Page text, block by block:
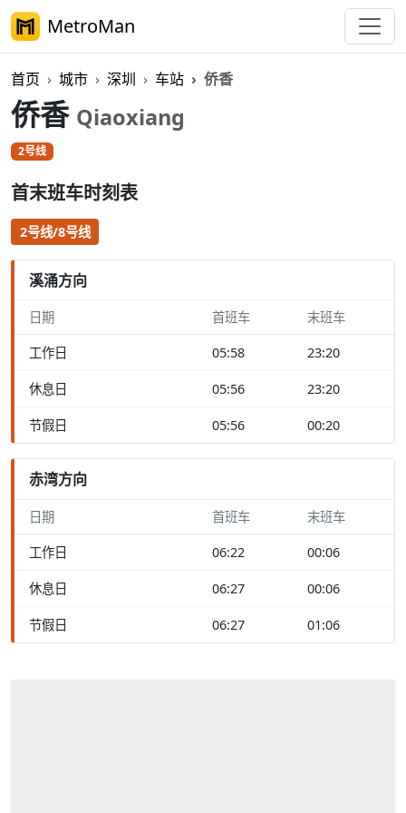
MetroMan
首页 城市 深圳 车站 侨香
侨香 Qiaoxiang
2号线
首末班车时刻表
2号线/8号线
溪涌方向
日期 首班车 末班车
工作日 05:58 23:20
休息日 05:56 23:20
节假日 05:56 00:20
赤湾方向
日期 首班车 末班车
工作日 06:22 00:06
休息日 06:27 00:06
节假日 06:27 01:06